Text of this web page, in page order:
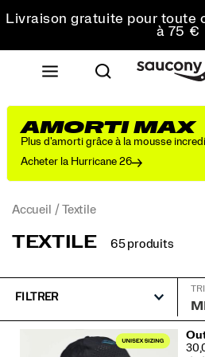
Livraison gratuite pour toute
à 75 €
Retours gratuits sur
Réduction pour les
AMORTI MAX
Plus d'amorti grâce à la mousse
Acheter la Hurricane 26
Accueil Textile
TEXTILE 65 produits
FILTRER